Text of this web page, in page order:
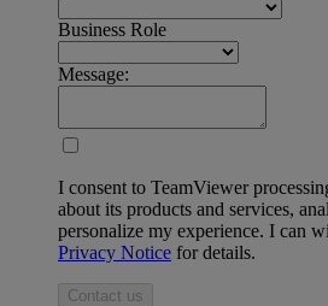
Business Role
Message:
I consent to TeamViewer
about its products and services,
personalize my experience. I can
Privacy Notice for details.
Contact us